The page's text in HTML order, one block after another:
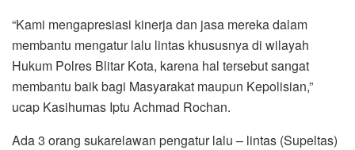
“Kami mengapresiasi kinerja dan jasa mereka dalam
membantu mengatur lalu lintas khususnya di wilayah
Hukum Polres Blitar Kota, karena hal tersebut sangat
membantu baik bagi Masyarakat maupun Kepolisian,”
ucap Kasihumas Iptu Achmad Rochan.
Ada 3 orang sukarelawan pengatur lalu – lintas (Supeltas)